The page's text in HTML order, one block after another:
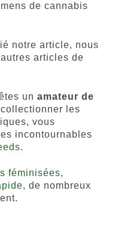
de cannabis
notre article, nous
articles de
un amateur de
les
vous
incontournables
.
féminisées,
, de nombreux